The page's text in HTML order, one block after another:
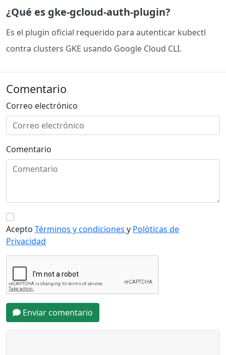
¿Qué es gke-gcloud-auth-plugin?
Es el plugin oficial requerido para autenticar kubectl
contra clusters GKE usando Google Cloud CLI.
Comentario
Correo electrónico
Comentario
Acepto Términos y condiciones y Polóticas de
Privacidad
Enviar comentario